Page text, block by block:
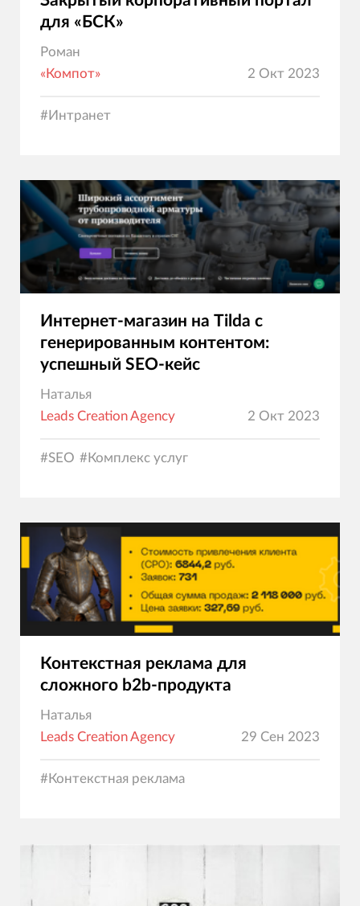
для «БСК»
Роман
«Компот»
2 Окт 2023
#Интранет
Интернет-магазин на Tilda с
генерированным контентом:
успешный SEO-кейс
Наталья
Leads Creation Agency
2 Окт 2023
#SEO #Комплекс услуг
Контекстная реклама для
сложного b2b-продукта
Наталья
Leads Creation Agency
29 Сен 2023
#Контекстная реклама